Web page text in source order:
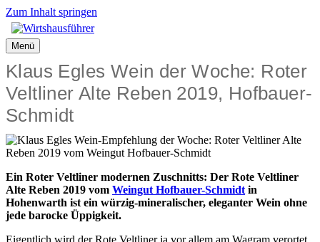
Zum Inhalt springen
Menü
Klaus Egles Wein der Woche: Roter
Veltliner Alte Reben 2019, Hofbauer-
Schmidt
Ein Roter Veltliner modernen Zuschnitts: Der Rote Veltliner
Alte Reben 2019 vom Weingut Hofbauer-Schmidt in
Hohenwarth ist ein würzig-mineralischer, eleganter Wein ohne
jede barocke Üppigkeit.
Eigentlich wird der Rote Veltliner ja vor allem am Wagram verortet